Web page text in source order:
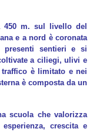
450 m. sul livello del
e a nord è coronata
presenti sentieri e si
a ciliegi, ulivi e
è limitato e nei
è composta da un
scuola che valorizza
crescita e